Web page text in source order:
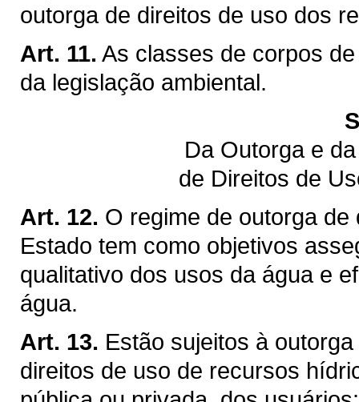
outorga de direitos de uso dos
Art. 11. As classes de corpos
da legislação ambiental.
Da Outorga e
de Direitos de
Art. 12. O regime de outorga
Estado tem como objetivos
qualitativo dos usos da água e
água.
Art. 13. Estão sujeitos à
direitos de uso de recursos